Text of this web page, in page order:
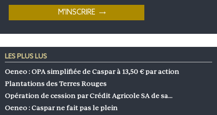
LES PLUS LUS
Oeneo : OPA simplifiée de Caspar à 13,50 € par action
Plantations des Terres Rouges
Opération de cession par Crédit Agricole SA de sa…
Oeneo : Caspar ne fait pas le plein